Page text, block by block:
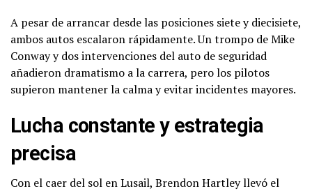
A pesar de arrancar desde las posiciones siete y diecisiete,
ambos autos escalaron rápidamente. Un trompo de Mike
Conway y dos intervenciones del auto de seguridad
añadieron dramatismo a la carrera, pero los pilotos
supieron mantener la calma y evitar incidentes mayores.
Lucha constante y estrategia
precisa
Con el caer del sol en Lusail, Brendon Hartley llevó el